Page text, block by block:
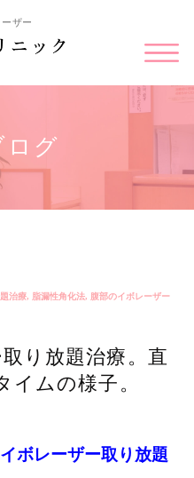
ザー
ログ
治療, 脂漏性角化法, 腹部のイボレーザー
り放題治療。直
イムの様子。
ボレーザー取り放題